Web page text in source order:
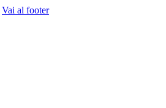
Vai al footer